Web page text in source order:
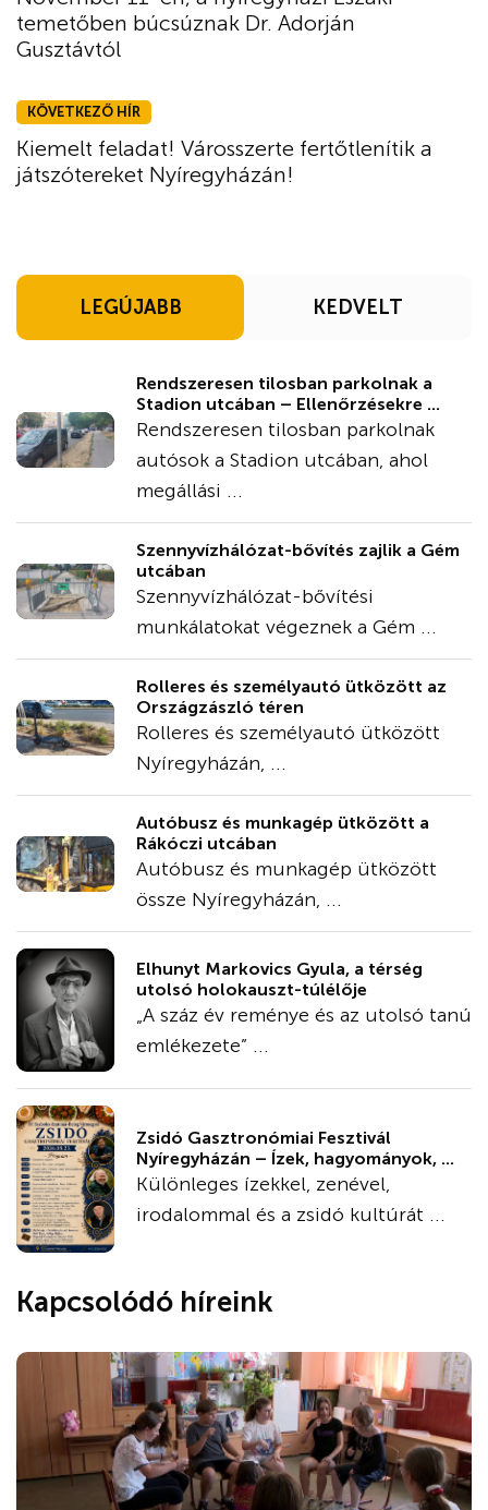
temetőben búcsúznak Dr. Adorján
Gusztávtól
KÖVETKEZŐ HÍR
Kiemelt feladat! Városszerte fertőtlenítik a
játszótereket Nyíregyházán!
LEGÚJABB KEDVELT
Rendszeresen tilosban parkolnak a
Stadion utcában – Ellenőrzésekre ...
Rendszeresen tilosban parkolnak
autósok a Stadion utcában, ahol
megállási ...
Szennyvízhálózat-bővítés zajlik a Gém
utcában
Szennyvízhálózat-bővítési
munkálatokat végeznek a Gém ...
Rolleres és személyautó ütközött az
Országzászló téren
Rolleres és személyautó ütközött
Nyíregyházán, ...
Autóbusz és munkagép ütközött a
Rákóczi utcában
Autóbusz és munkagép ütközött
össze Nyíregyházán, ...
Elhunyt Markovics Gyula, a térség
utolsó holokauszt-túlélője
„A száz év reménye és az utolsó tanú
emlékezete” ...
Zsidó Gasztronómiai Fesztivál
Nyíregyházán – Ízek, hagyományok, ...
Különleges ízekkel, zenével,
irodalommal és a zsidó kultúrát ...
Kapcsolódó híreink